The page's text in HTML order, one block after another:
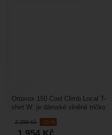
2 299Kč -15 %
Ortovox 150 Cool Climb Local T-
shirt W: je dámské vlněné tričko
a chladivých...